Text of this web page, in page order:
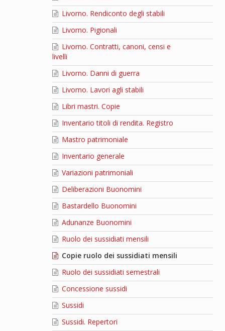
Livorno. Rendiconto degli stabili
Livorno. Pigionali
Livorno. Contratti, canoni, censi e
livelli
Livorno. Danni di guerra
Livorno. Lavori agli stabili
Libri mastri. Copie
Inventario titoli di rendita. Registro
Mastro patrimoniale
Inventario generale
Variazioni patrimoniali
Deliberazioni Buonomini
Bastardello Buonomini
Adunanze Buonomini
Ruolo dei sussidiati mensili
Copie ruolo dei sussidiati mensili
Ruolo dei sussidiati semestrali
Concessione sussidi
Sussidi
Sussidi. Repertori